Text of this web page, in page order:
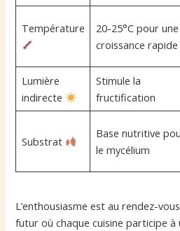
Température
20-25°C pour une
croissance rapide
Lumière
indirecte
Stimule la
fructification
Substrat
Base nutritive
le mycélium
L’enthousiasme est au rendez-
futur où chaque cuisine participe à